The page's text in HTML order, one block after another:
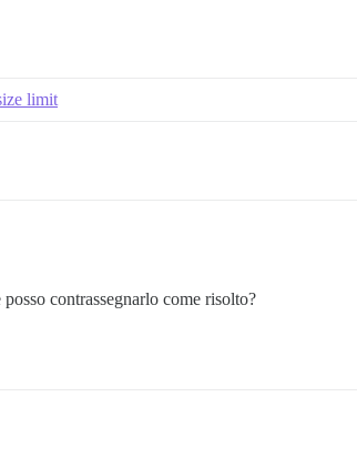
limit
contrassegnarlo come risolto?